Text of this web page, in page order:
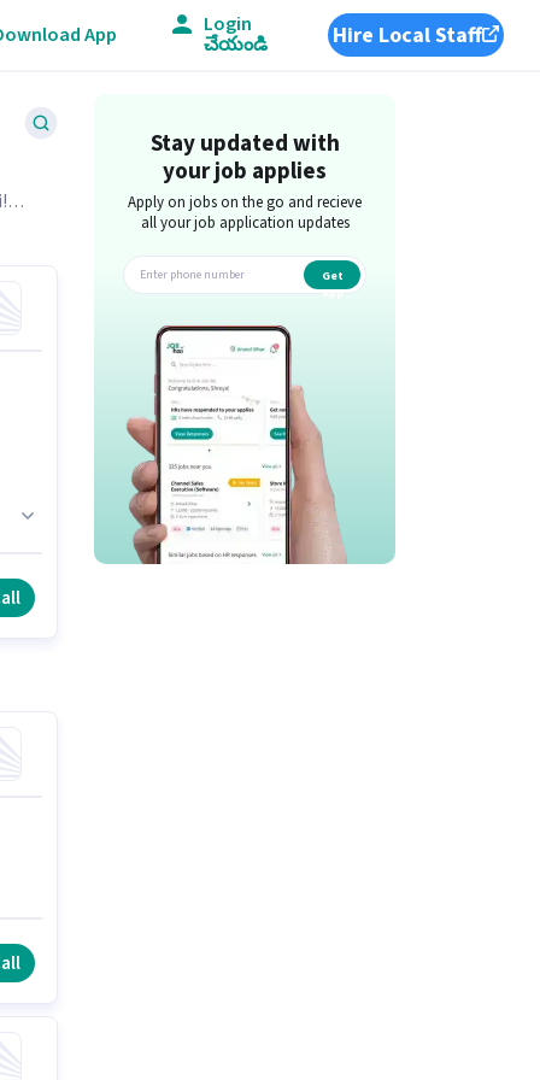
App Login
చేయండి Hire Local Staff
Stay updated with
your job applies
Apply on jobs on the go and recieve
all your job application updates
Get
app